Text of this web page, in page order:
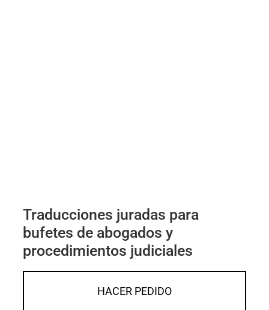
Traducciones juradas para
bufetes de abogados y
procedimientos judiciales
HACER PEDIDO